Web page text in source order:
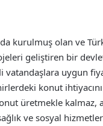
kurulmuş olan ve
geliştiren bir
vatandaşlara uygun
konut ihtiyacını
üretmekle kalmaz,
ve sosyal